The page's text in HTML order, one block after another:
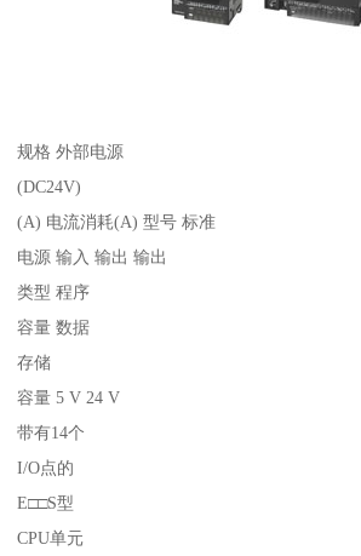
规格 外部电源
(DC24V)
(A) 电流消耗(A) 型号 标准
电源 输入 输出 输出
类型 程序
容量 数据
存储
容量 5 V 24 V
带有14个
I/O点的
E□□S型
CPU单元